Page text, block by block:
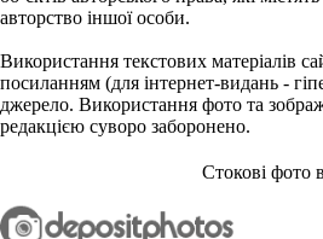
авторство іншої особи.
Використання текстових матеріалів
посиланням (для інтернет-видань -
джерело. Використання фото та
редакцією суворо заборонено.
Стокові фото